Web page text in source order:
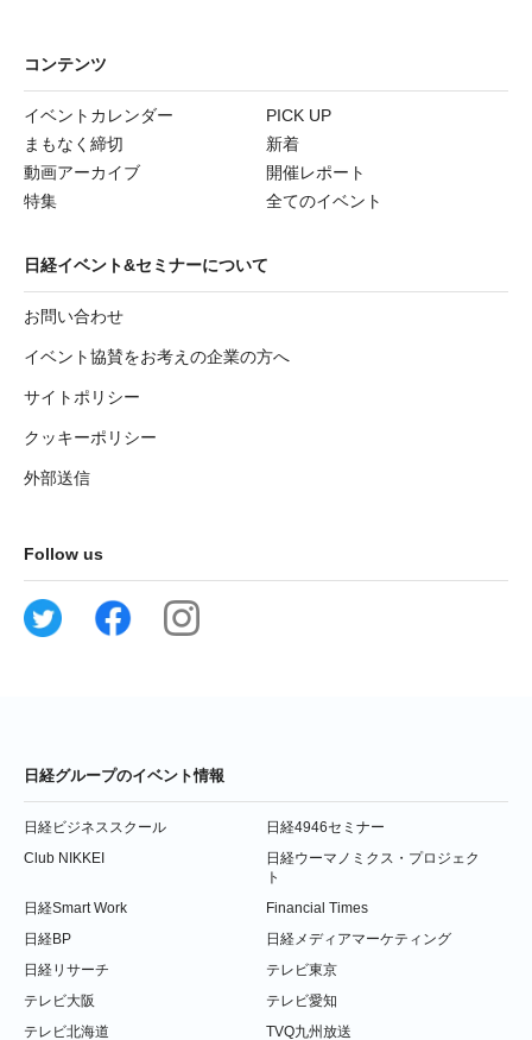
コンテンツ
イベントカレンダー
PICK UP
まもなく締切
新着
動画アーカイブ
開催レポート
特集
全てのイベント
日経イベント&セミナーについて
お問い合わせ
イベント協賛をお考えの企業の方へ
サイトポリシー
クッキーポリシー
外部送信
Follow us
日経グループのイベント情報
日経ビジネススクール
日経4946セミナー
Club NIKKEI
日経ウーマノミクス・プロジェク
ト
日経Smart Work
Financial Times
日経BP
日経メディアマーケティング
日経リサーチ
テレビ東京
テレビ大阪
テレビ愛知
テレビ北海道
TVQ九州放送